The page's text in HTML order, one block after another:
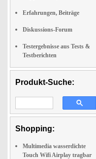
Erfahrungen, Beiträge
Diskussions-Forum
Testergebnisse aus Tests &
Testberichten
Produkt-Suche:
Shopping:
Multimedia wasserdichte
Touch Wifi Airplay tragbar